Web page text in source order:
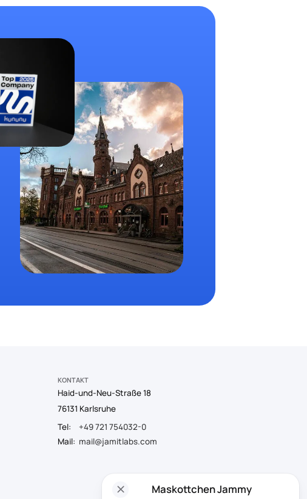
KONTAKT
Haid-und-Neu-Straße 18
76131 Karlsruhe
Tel:
+49 721 754032-0
Mail: mail@jamitlabs.com
close Maskottchen Jammy